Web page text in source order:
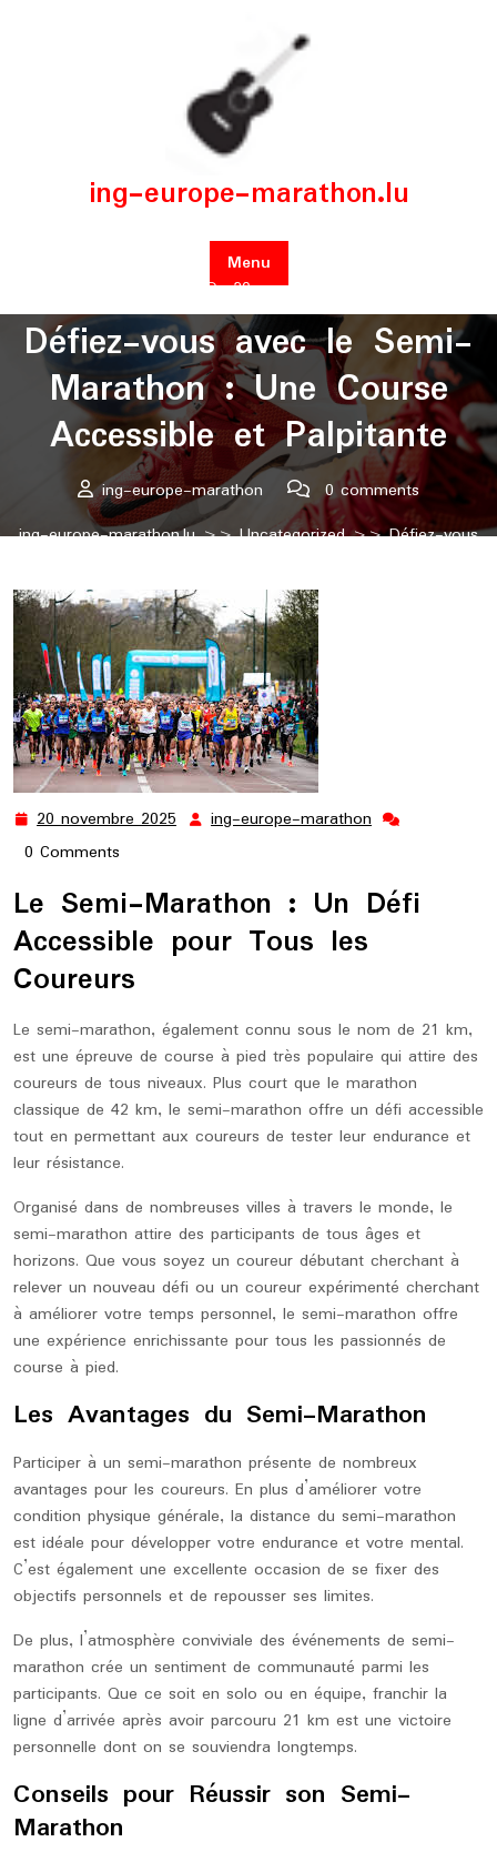
ing-europe-marathon.lu
Menu
Posted On 20 novembre 2025
Défiez-vous avec le Semi-
Marathon : Une Course
Accessible et Palpitante
ing-europe-marathon
0 comments
ing-europe-marathon.lu>>Uncategorized>> Défiez-vous
20 novembre 2025 20 ing-europe-marathon ing-
0 Comments
Le Semi-Marathon : Un Défi
Accessible pour Tous les
Coureurs
Le semi-marathon, également connu sous le nom de 21 km,
est une épreuve de course à pied très populaire qui attire des
coureurs de tous niveaux. Plus court que le marathon
classique de 42 km, le semi-marathon offre un défi accessible
tout en permettant aux coureurs de tester leur endurance et
leur résistance.
Organisé dans de nombreuses villes à travers le monde, le
semi-marathon attire des participants de tous âges et
horizons. Que vous soyez un coureur débutant cherchant à
relever un nouveau défi ou un coureur expérimenté cherchant
à améliorer votre temps personnel, le semi-marathon offre
une expérience enrichissante pour tous les passionnés de
course à pied.
Les Avantages du Semi-Marathon
Participer à un semi-marathon présente de nombreux
avantages pour les coureurs. En plus d’améliorer votre
condition physique générale, la distance du semi-marathon
est idéale pour développer votre endurance et votre mental.
C’est également une excellente occasion de se fixer des
objectifs personnels et de repousser ses limites.
De plus, l’atmosphère conviviale des événements de semi-
marathon crée un sentiment de communauté parmi les
participants. Que ce soit en solo ou en équipe, franchir la
ligne d’arrivée après avoir parcouru 21 km est une victoire
personnelle dont on se souviendra longtemps.
Conseils pour Réussir son Semi-
Marathon